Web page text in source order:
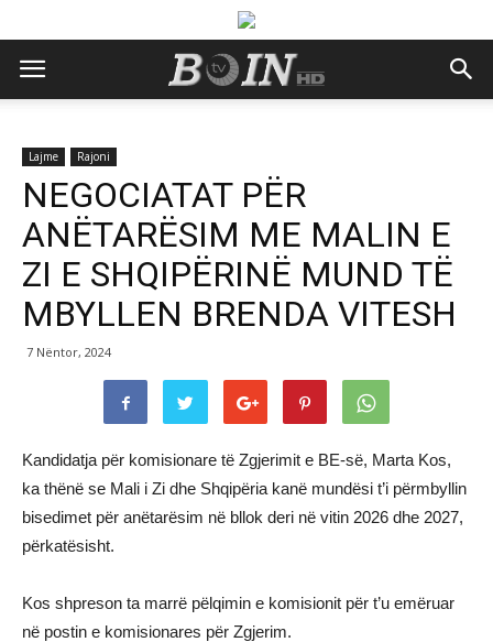
Lajme Rajoni
NEGOCIATAT PËR
ANËTARËSIM ME MALIN E
ZI E SHQIPËRINË MUND TË
MBYLLEN BRENDA VITESH
7 Nëntor, 2024
Kandidatja për komisionare të Zgjerimit e BE-së, Marta Kos,
ka thënë se Mali i Zi dhe Shqipëria kanë mundësi t’i përmbyllin
bisedimet për anëtarësim në bllok deri në vitin 2026 dhe 2027,
përkatësisht.
Kos shpreson ta marrë pëlqimin e komisionit për t’u emëruar
në postin e komisionares për Zgjerim.